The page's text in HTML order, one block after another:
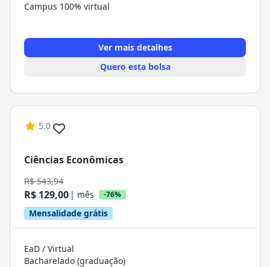
Campus 100% virtual
Ver mais detalhes
Quero esta bolsa
5.0
Ciências Econômicas
R$ 543,94
R$ 129,00 | mês -76%
Mensalidade grátis
EaD / Virtual
Bacharelado (graduação)